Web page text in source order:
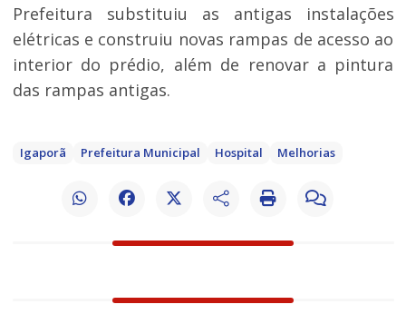
Prefeitura substituiu as antigas instalações
elétricas e construiu novas rampas de acesso ao
interior do prédio, além de renovar a pintura
das rampas antigas.
Igaporã Prefeitura Municipal Hospital Melhorias